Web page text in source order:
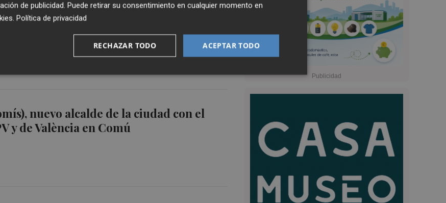
de la vara de mando porque no
forma de gobernar y apuesta por el
nuevo alcalde de la ciudad con el
y de València en Comú
de publicidad. Puede retirar su consentimiento en cualquier momento en
. Política de privacidad
ACEPTAR TODO
RECHAZAR TODO